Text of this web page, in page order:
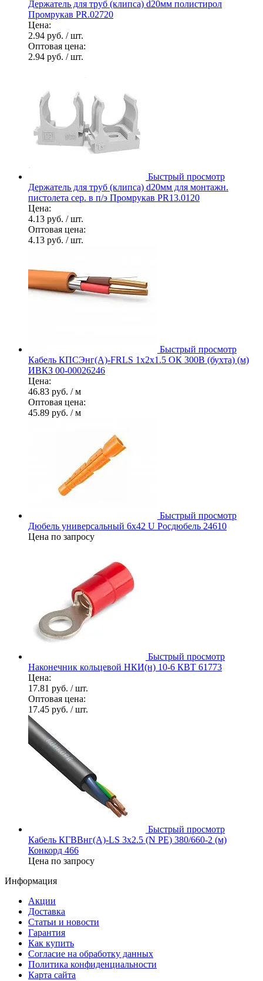
Держатель для труб (клипса) d20мм полистирол
Промрукав PR.02720
Цена:
2.94 руб. / шт.
Оптовая цена:
2.94 руб. / шт.
Быстрый просмотр
Держатель для труб (клипса) d20мм для монтажн.
пистолета сер. в п/э Промрукав PR13.0120
Цена:
4.13 руб. / шт.
Оптовая цена:
4.13 руб. / шт.
Быстрый просмотр
Кабель КПСЭнг(А)-FRLS 1х2х1.5 ОК 300В (бухта) (м)
ИВКЗ 00-00026246
Цена:
46.83 руб. / м
Оптовая цена:
45.89 руб. / м
Быстрый просмотр
Дюбель универсальный 6х42 U Росдюбель 24610
Цена по запросу
Быстрый просмотр
Наконечник кольцевой НКИ(н) 10-6 КВТ 61773
Цена:
17.81 руб. / шт.
Оптовая цена:
17.45 руб. / шт.
Быстрый просмотр
Кабель КГВВнг(А)-LS 3х2.5 (N PE) 380/660-2 (м)
Конкорд 466
Цена по запросу
Информация
Акции
Доставка
Статьи и новости
Гарантия
Как купить
Согласие на обработку данных
Политика конфиденциальности
Карта сайта